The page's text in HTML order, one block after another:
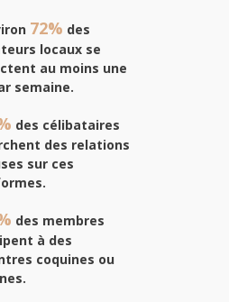
72% des
locaux se
au moins une
semaine.
des célibataires
des relations
sur ces
des membres
à des
coquines ou